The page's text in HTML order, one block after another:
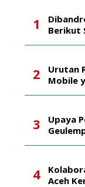
Berikut
Urutan
Mobile
Upaya
Aceh